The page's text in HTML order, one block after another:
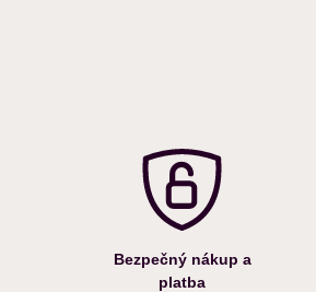
Bezpečný nákup a
platba